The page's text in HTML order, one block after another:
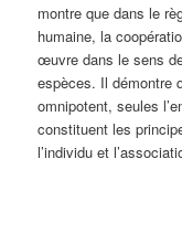
montre que dans le
humaine, la
œuvre dans le sens
espèces. Il démontre
omnipotent, seules
constituent les
l’individu et